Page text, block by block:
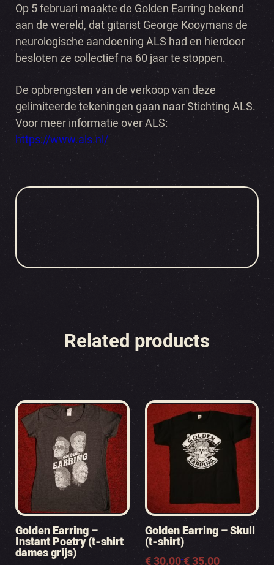
Op 5 februari maakte de Golden Earring bekend
aan de wereld, dat gitarist George Kooymans de
neurologische aandoening ALS had en hierdoor
besloten ze collectief na 60 jaar te stoppen.
De opbrengsten van de verkoop van deze
gelimiteerde tekeningen gaan naar Stichting ALS.
Voor meer informatie over ALS:
https://www.als.nl/
Related products
Golden Earring –
Instant Poetry (t-shirt
dames grijs)
Golden Earring – Skull
(t-shirt)
-
Prijsklasse: